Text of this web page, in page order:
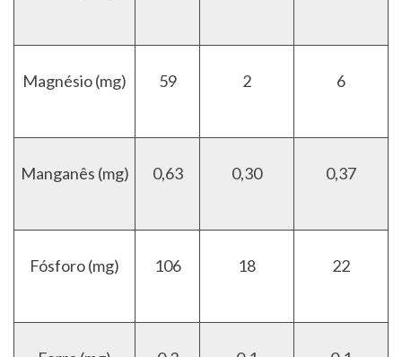
Magnésio (mg) 59 2 6
Manganês (mg) 0,63 0,30 0,37
Fósforo (mg) 106 18 22